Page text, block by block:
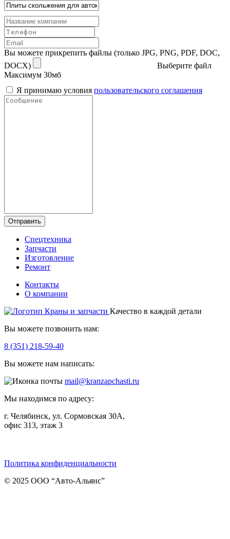
Вы можете прикрепить файлы (только JPG, PNG, PDF, DOC,
DOCX)
Выберите файл
Максимум 30мб
Я принимаю условия пользовательского соглашения
Отправить
Спецтехника
Запчасти
Изготовление
Ремонт
Контакты
О компании
Качество в каждой детали
Вы можете позвонить нам:
8 (351) 218-59-40
Вы можете нам написать:
mail@kranzapchasti.ru
Мы находимся по адресу:
г. Челябинск, ул. Сормовская 30А,
офис 313, этаж 3
Политика конфиденциальности
© 2025 ООО “Авто-Альянс”